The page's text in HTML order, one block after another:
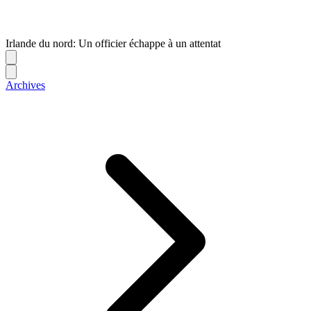
Irlande du nord: Un officier échappe à un attentat
Archives